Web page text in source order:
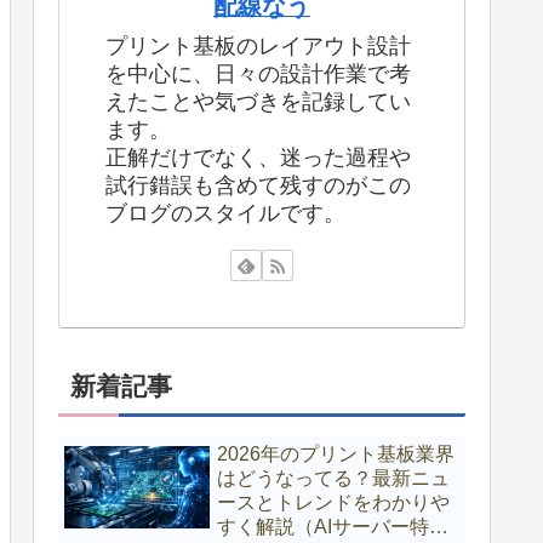
配線なう
プリント基板のレイアウト設計
を中心に、日々の設計作業で考
えたことや気づきを記録してい
ます。
正解だけでなく、迷った過程や
試行錯誤も含めて残すのがこの
ブログのスタイルです。
新着記事
2026年のプリント基板業界
はどうなってる？最新ニュ
ースとトレンドをわかりや
すく解説（AIサーバー特需